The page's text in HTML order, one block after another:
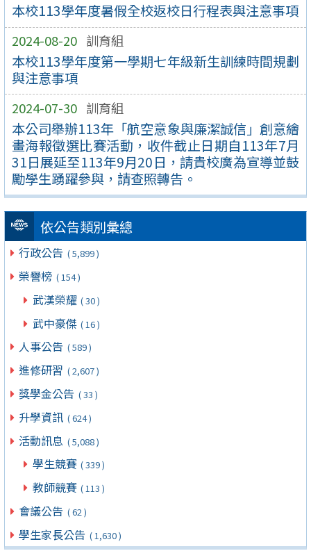
本校113學年度暑假全校返校日行程表與注意事項
2024-08-20 訓育組
本校113學年度第一學期七年級新生訓練時間規劃
與注意事項
2024-07-30 訓育組
本公司舉辦113年「航空意象與廉潔誠信」創意繪
畫海報徵選比賽活動，收件截止日期自113年7月
31日展延至113年9月20日，請貴校廣為宣導並鼓
勵學生踴躍參與，請查照轉告。
依公告類別彙總
行政公告 ( 5,899 )
榮譽榜 ( 154 )
武漢榮耀 ( 30 )
武中豪傑 ( 16 )
人事公告 ( 589 )
進修研習 ( 2,607 )
獎學金公告 ( 33 )
升學資訊 ( 624 )
活動訊息 ( 5,088 )
學生競賽 ( 339 )
教師競賽 ( 113 )
會議公告 ( 62 )
學生家長公告 ( 1,630 )